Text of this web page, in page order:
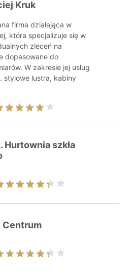
Kruk
firma działająca w
która specjalizuje się w
zleceń na
dopasowane do
W zakresie jej usług
stylowe lustra, kabiny
Hurtownia szkła
Centrum